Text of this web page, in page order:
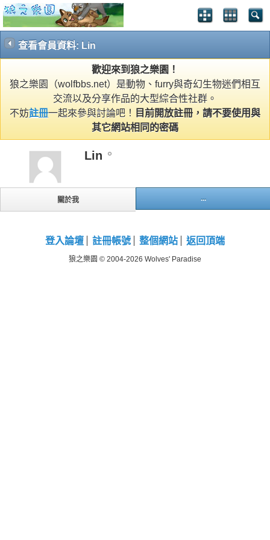
查看會員資料: Lin
歡迎來到狼之樂園！
狼之樂園（wolfbbs.net）是動物、furry與奇幻生物迷們相互
交流以及分享作品的大型綜合性社群。
不妨註冊一起來參與討論吧！
目前開放註冊，請不要使用與
其它網站相同的密碼
Lin
關於我 ...
登入論壇 註冊帳號 整個網站 返回頂端
狼之樂園 © 2004-2026 Wolves' Paradise